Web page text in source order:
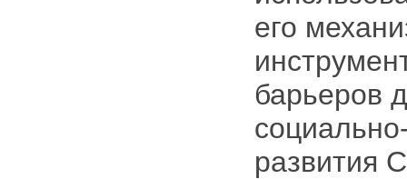
его
барьеров
развития